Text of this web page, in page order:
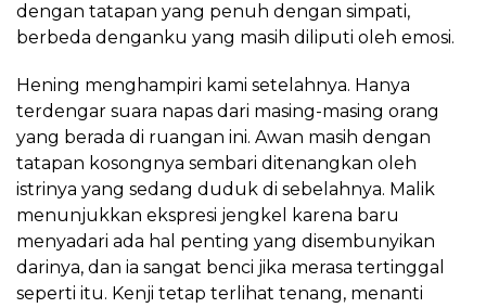
dengan tatapan yang penuh dengan simpati,
berbeda denganku yang masih diliputi oleh emosi.
Hening menghampiri kami setelahnya. Hanya
terdengar suara napas dari masing-masing orang
yang berada di ruangan ini. Awan masih dengan
tatapan kosongnya sembari ditenangkan oleh
istrinya yang sedang duduk di sebelahnya. Malik
menunjukkan ekspresi jengkel karena baru
menyadari ada hal penting yang disembunyikan
darinya, dan ia sangat benci jika merasa tertinggal
seperti itu. Kenji tetap terlihat tenang, menanti